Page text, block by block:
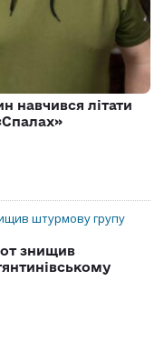
навчився літати
знищив